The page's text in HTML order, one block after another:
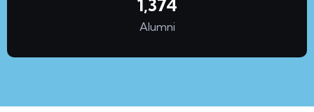
1,534
Alumni